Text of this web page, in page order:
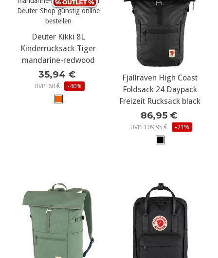
Deuter Kikki 8L
Kinderrucksack Tiger
mandarine-redwood
35,94 €
UVP: 60 € -40%
Fjällräven High Coast
Foldsack 24 Daypack
Freizeit Rucksack black
86,95 €
UVP: 109,95 € -21%